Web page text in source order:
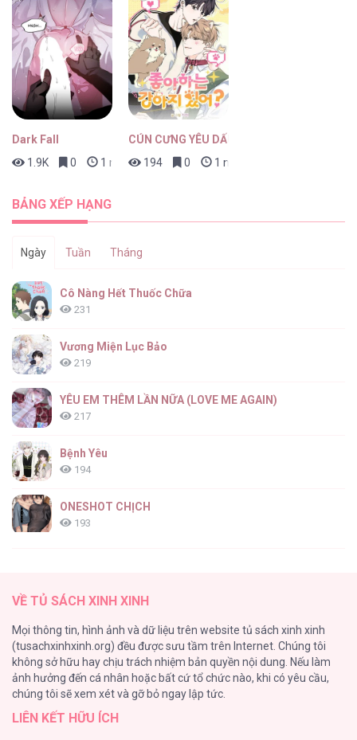
Cách Giết Một Vị Thân [...] – Chap 1
Dark Fall
1.9K
0 1 ngày trước
CÚN CƯNG YÊU DẤU
194
0 1 ngày trước
BẢNG XẾP HẠNG
Ngày Tuần Tháng
Cô Nàng Hết Thuốc Chữa
231
Vương Miện Lục Bảo
219
YÊU EM THÊM LẦN NỮA (LOVE ME AGAIN)
217
Bệnh Yêu
194
ONESHOT CHỊCH
193
184
Cuộc Sống Sung Sướng Trong Tù
140
Đứa Nhỏ Không Phải Là Con Anh
VỀ TỦ SÁCH XINH XINH
Mọi thông tin, hình ảnh và dữ liệu trên website tủ sách xinh xinh
(tusachxinhxinh.org) đều được sưu tầm trên Internet. Chúng tôi
không sở hữu hay chịu trách nhiệm bản quyền nội dung. Nếu làm
ảnh hưởng đến cá nhân hoặc bất cứ tổ chức nào, khi có yêu cầu,
chúng tôi sẽ xem xét và gỡ bỏ ngay lập tức.
LIÊN KẾT HỮU ÍCH